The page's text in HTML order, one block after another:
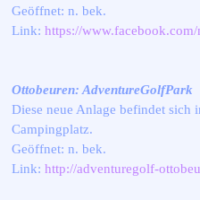
Geöffnet: n. bek.
Link: https://
Ottobeuren: AdventureGolfPark
Diese neue Anlage befindet sich
Campingplatz.
Geöffnet: n. bek.
Link: http://adventuregolf-